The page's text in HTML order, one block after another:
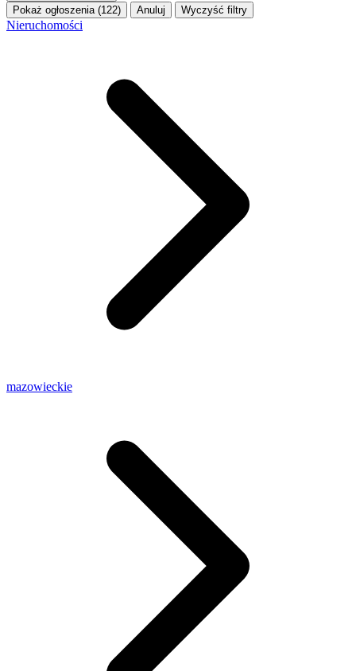
Pokaż ogłoszenia (122)
Anuluj Wyczyść filtry
Nieruchomości
mazowieckie